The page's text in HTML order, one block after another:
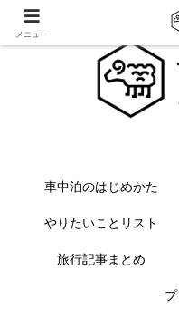
車中泊のはじめかた
やりたいことリスト
旅行記事まとめ
メニュー